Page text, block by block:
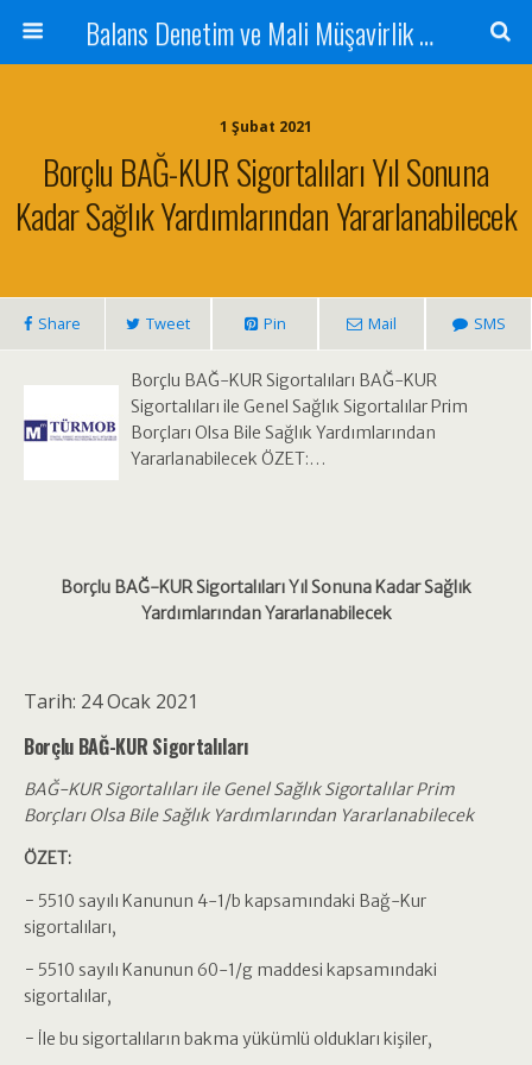
Balans Denetim ve Mali Müşavirlik Hizmetleri
1 Şubat 2021
Borçlu BAĞ-KUR Sigortalıları Yıl Sonuna
Kadar Sağlık Yardımlarından Yararlanabilecek
Share Tweet Pin Mail SMS
Borçlu BAĞ-KUR Sigortalıları BAĞ-KUR
Sigortalıları ile Genel Sağlık Sigortalılar Prim
Borçları Olsa Bile Sağlık Yardımlarından
Yararlanabilecek ÖZET:…
Borçlu BAĞ-KUR Sigortalıları Yıl Sonuna Kadar Sağlık
Yardımlarından Yararlanabilecek
Tarih: 24 Ocak 2021
Borçlu BAĞ-KUR Sigortalıları
BAĞ-KUR Sigortalıları ile Genel Sağlık Sigortalılar Prim
Borçları Olsa Bile Sağlık Yardımlarından Yararlanabilecek
ÖZET:
− 5510 sayılı Kanunun 4-1/b kapsamındaki Bağ-Kur
sigortalıları,
− 5510 sayılı Kanunun 60-1/g maddesi kapsamındaki
sigortalılar,
− İle bu sigortalıların bakma yükümlü oldukları kişiler,